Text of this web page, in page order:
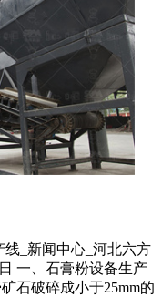
_新闻中心_河北六方
一、石膏粉设备生产
石破碎成小于25mm的